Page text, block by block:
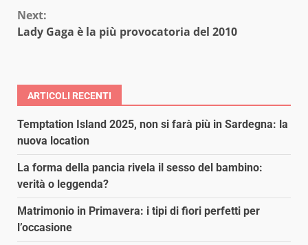
Next:
Lady Gaga è la più provocatoria del 2010
ARTICOLI RECENTI
Temptation Island 2025, non si farà più in Sardegna: la
nuova location
La forma della pancia rivela il sesso del bambino:
verità o leggenda?
Matrimonio in Primavera: i tipi di fiori perfetti per
l’occasione